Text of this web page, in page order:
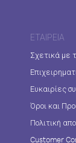
ΕΤΑΙΡΕΊΑ
Σχετικά με
Ευκαιρίες
Όροι και
Πολιτική
Customer